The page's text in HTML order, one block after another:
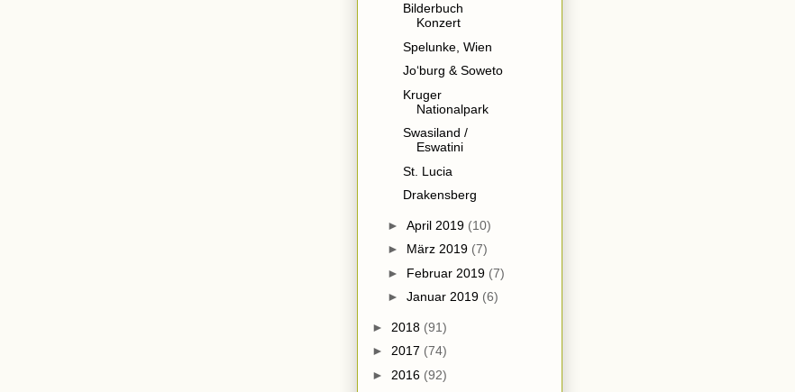
Bilderbuch
Konzert
Spelunke, Wien
Jo‘burg & Soweto
Kruger
Nationalpark
Swasiland /
Eswatini
St. Lucia
Drakensberg
► April 2019 (10)
► März 2019 (7)
► Februar 2019 (7)
► Januar 2019 (6)
► 2018 (91)
► 2017 (74)
► 2016 (92)